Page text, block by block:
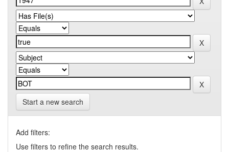
Start a new search
Add filters:
Use filters to refine the search results.